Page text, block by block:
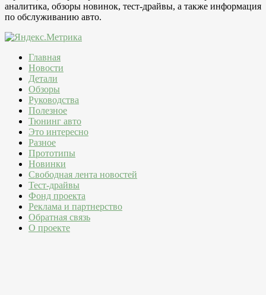
аналитика, обзоры новинок, тест-драйвы, а также информация
по обслуживанию авто.
Главная
Новости
Детали
Обзоры
Руководства
Полезное
Тюнинг авто
Это интересно
Разное
Прототипы
Новинки
Свободная лента новостей
Тест-драйвы
Фонд проекта
Реклама и партнерство
Обратная связь
О проекте